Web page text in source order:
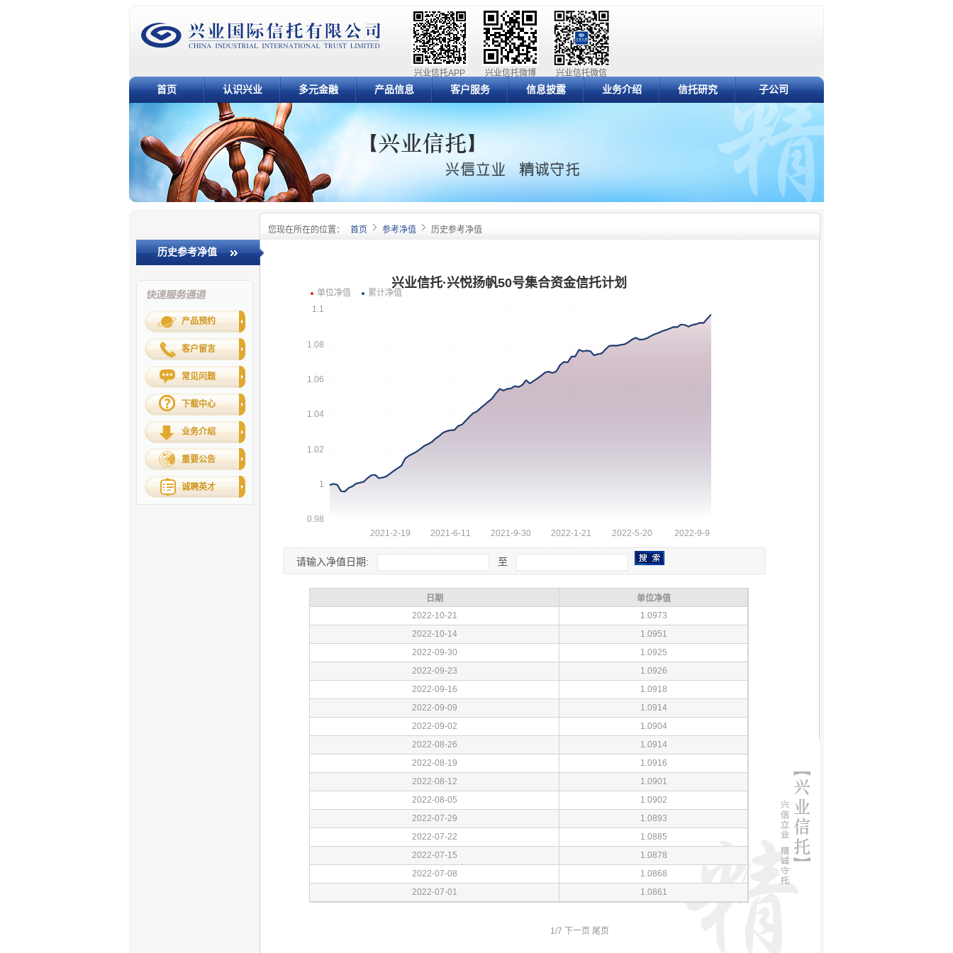
兴业信托微信
兴业信托微博
兴业信托APP
首页 认识兴业 多元金融 产品信息 客户服务 信息披露 业务介绍 信托研究 子公司
您现在所在的位置： 首页 参考净值 历史参考净值
历史参考净值
产品预约
客户留言
常见问题
下载中心
业务介绍
重要公告
诚聘英才
请输入净值日期: 至